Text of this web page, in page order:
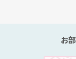
お